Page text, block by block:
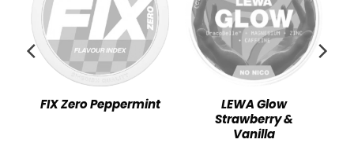
FIX Zero Peppermint
LEWA Glow
Strawberry &
Vanilla